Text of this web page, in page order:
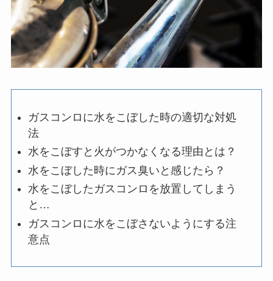
ガスコンロに水をこぼした時の適切な対処
法
水をこぼすと火がつかなくなる理由とは？
水をこぼした時にガス臭いと感じたら？
水をこぼしたガスコンロを放置してしまう
と…
ガスコンロに水をこぼさないようにする注
意点